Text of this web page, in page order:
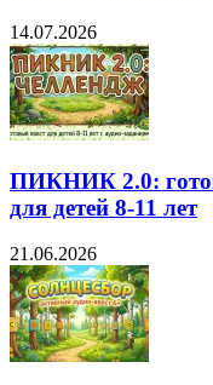
14.07.2026
ПИКНИК 2.0:
для детей 8-11 лет
21.06.2026